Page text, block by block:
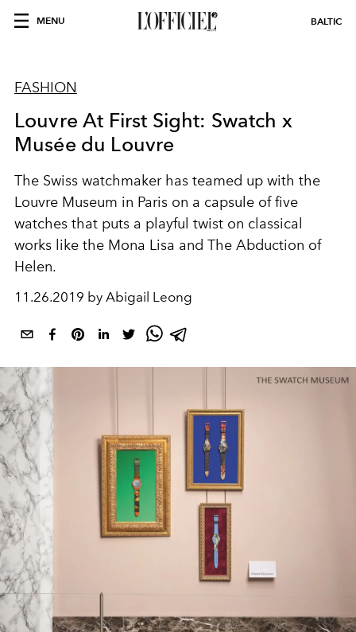
MENU BALTIC
FASHION
Louvre At First Sight: Swatch x
Musée du Louvre
The Swiss watchmaker has teamed up with the
Louvre Museum in Paris on a capsule of five
watches that puts a playful twist on classical
works like the Mona Lisa and The Abduction of
Helen.
11.26.2019 by Abigail Leong